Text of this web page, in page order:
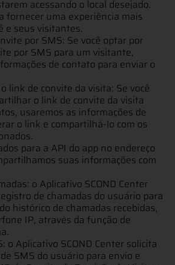
acessando o local desejado.
fornecer uma experiência mais
e seus visitantes.
por SMS: Se você optar por
por SMS para um visitante,
de contato para enviar o
link de convite da visita: Se você
o link de convite da visita
usaremos as informações de
o link e compartilhá-lo com os
para a API do app no endereço
suas informações com
o Aplicativo SCOND Center
de chamadas do usuário para
histórico de chamadas recebidas,
IP, através da função de
o Aplicativo SCOND Center solicita
SMS do usuário para envio e